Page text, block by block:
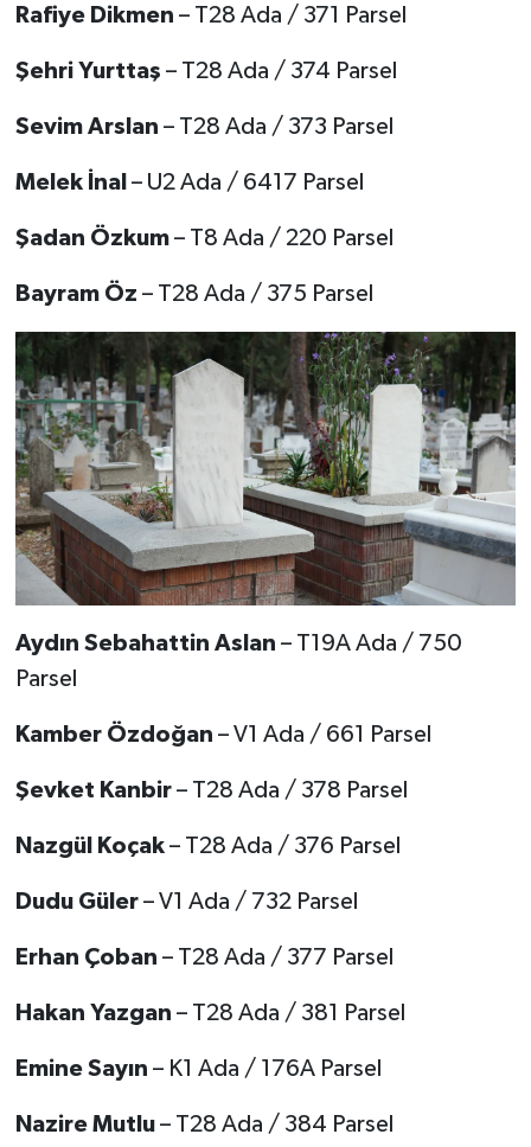
Rafiye Dikmen – T28 Ada / 371 Parsel
Şehri Yurttaş – T28 Ada / 374 Parsel
Sevim Arslan – T28 Ada / 373 Parsel
Melek İnal – U2 Ada / 6417 Parsel
Şadan Özkum– T8 Ada / 220 Parsel
Bayram Öz – T28 Ada / 375 Parsel
Aydın Sebahattin Aslan – T19A Ada / 750
Parsel
Kamber Özdoğan – V1 Ada / 661 Parsel
Şevket Kanbir– T28 Ada / 378 Parsel
Nazgül Koçak– T28 Ada / 376 Parsel
Dudu Güler– V1 Ada / 732 Parsel
Erhan Çoban – T28 Ada / 377 Parsel
Hakan Yazgan – T28 Ada / 381 Parsel
Emine Sayın – K1 Ada / 176A Parsel
Nazire Mutlu– T28 Ada / 384 Parsel